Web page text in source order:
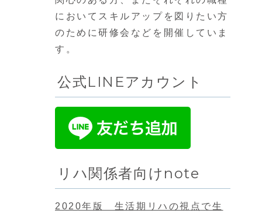
においてスキルアップを図りたい方
のために研修会などを開催していま
す。
公式LINEアカウント
リハ関係者向けnote
2020年版 生活期リハの視点で生